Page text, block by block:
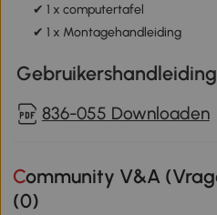
✔ 1 x computertafel
✔ 1 x Montagehandleiding
Gebruikershandleiding
836-055 Downloaden
Community V&A (Vragen en Antwoorden)
(0)